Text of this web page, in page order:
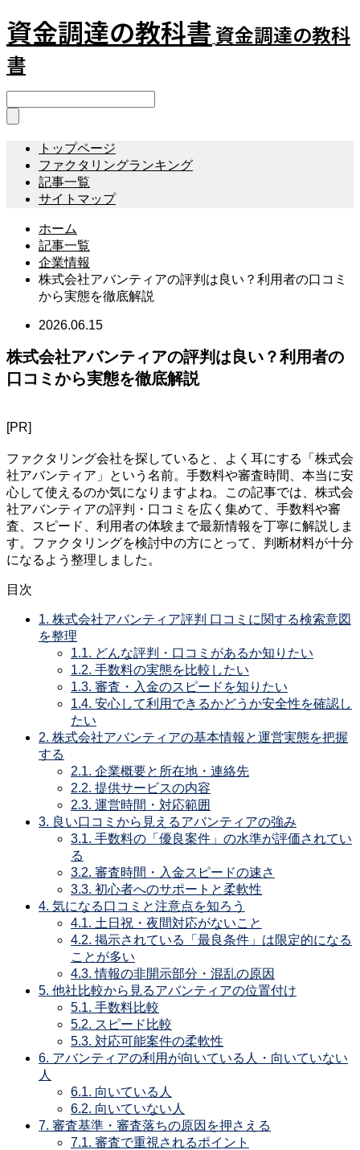
資金調達の教科書 資金調達の教科
書
トップページ
ファクタリングランキング
記事一覧
サイトマップ
ホーム
記事一覧
企業情報
株式会社アバンティアの評判は良い？利用者の口コミ
から実態を徹底解説
2026.06.15
株式会社アバンティアの評判は良い？利用者の
口コミから実態を徹底解説
[PR]
ファクタリング会社を探していると、よく耳にする「株式会
社アバンティア」という名前。手数料や審査時間、本当に安
心して使えるのか気になりますよね。この記事では、株式会
社アバンティアの評判・口コミを広く集めて、手数料や審
査、スピード、利用者の体験まで最新情報を丁寧に解説しま
す。ファクタリングを検討中の方にとって、判断材料が十分
になるよう整理しました。
目次
1. 株式会社アバンティア評判 口コミに関する検索意図
を整理
1.1. どんな評判・口コミがあるか知りたい
1.2. 手数料の実態を比較したい
1.3. 審査・入金のスピードを知りたい
1.4. 安心して利用できるかどうか安全性を確認し
たい
2. 株式会社アバンティアの基本情報と運営実態を把握
する
2.1. 企業概要と所在地・連絡先
2.2. 提供サービスの内容
2.3. 運営時間・対応範囲
3. 良い口コミから見えるアバンティアの強み
3.1. 手数料の「優良案件」の水準が評価されてい
る
3.2. 審査時間・入金スピードの速さ
3.3. 初心者へのサポートと柔軟性
4. 気になる口コミと注意点を知ろう
4.1. 土日祝・夜間対応がないこと
4.2. 掲示されている「最良条件」は限定的になる
ことが多い
4.3. 情報の非開示部分・混乱の原因
5. 他社比較から見るアバンティアの位置付け
5.1. 手数料比較
5.2. スピード比較
5.3. 対応可能案件の柔軟性
6. アバンティアの利用が向いている人・向いていない
人
6.1. 向いている人
6.2. 向いていない人
7. 審査基準・審査落ちの原因を押さえる
7.1. 審査で重視されるポイント